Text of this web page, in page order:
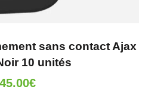
sans contact Ajax
10 unités
45.00€